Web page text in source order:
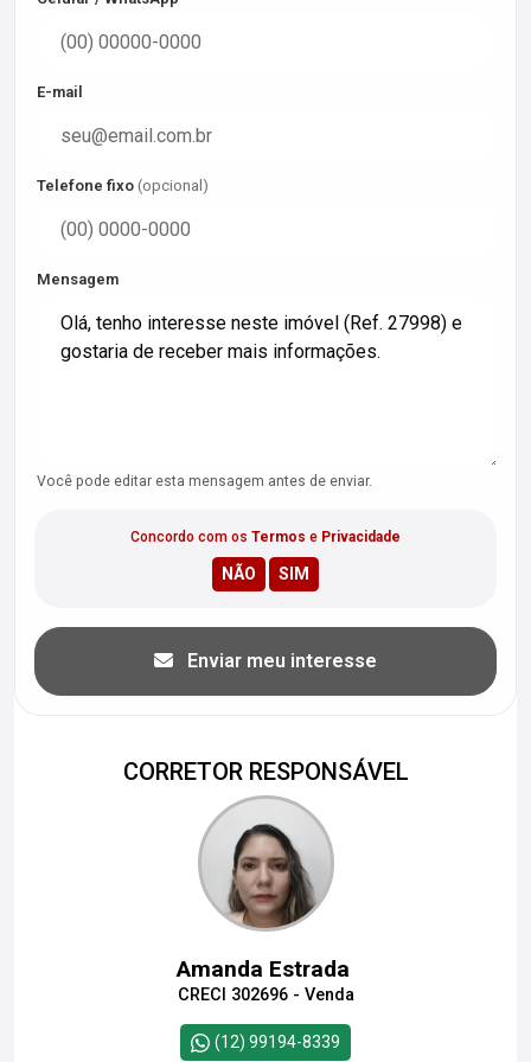
E-mail
Telefone fixo (opcional)
Mensagem
Você pode editar esta mensagem antes de enviar.
Concordo com os Termos e Privacidade
Enviar meu interesse
CORRETOR RESPONSÁVEL
Amanda Estrada
CRECI 302696 - Venda
(12) 99194-8339